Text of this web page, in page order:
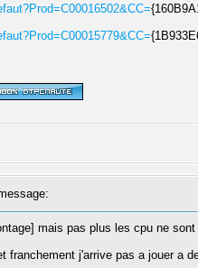
mais pas plus les cpu ne
franchement j'arrive pas a jouer a